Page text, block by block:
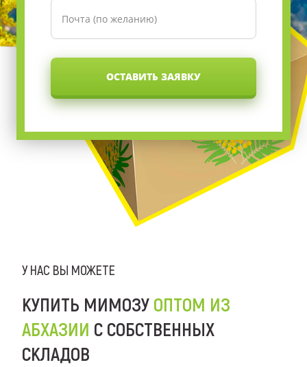
ОСТАВИТЬ ЗАЯВКУ
У НАС ВЫ МОЖЕТЕ
КУПИТЬ МИМОЗУ ОПТОМ ИЗ
АБХАЗИИ С СОБСТВЕННЫХ
СКЛАДОВ